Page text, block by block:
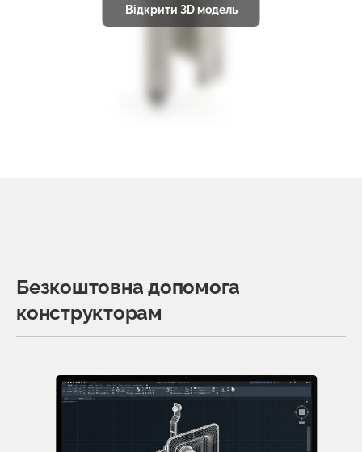
Відкрити 3D модель
Безкоштовна допомога
конструкторам